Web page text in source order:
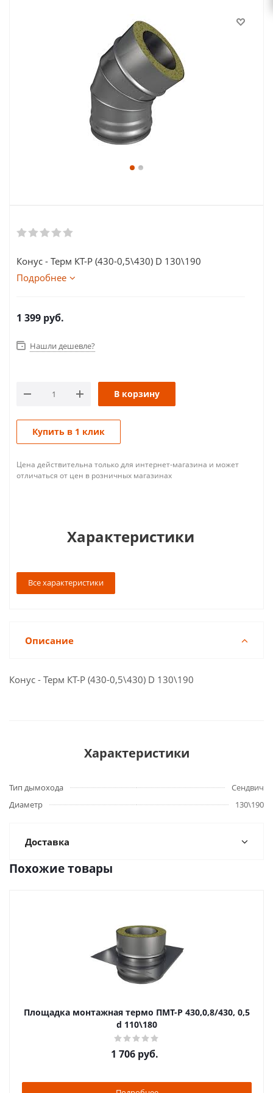
Конус - Терм КТ-Р (430-0,5\430) D 130\190
Подробнее
1 399 руб.
Нашли дешевле?
В корзину
Купить в 1 клик
Цена действительна только для интернет-магазина и может
отличаться от цен в розничных магазинах
Характеристики
Все характеристики
Описание
Конус - Терм КТ-Р (430-0,5\430) D 130\190
Характеристики
Тип дымохода
Сендвич
Диаметр
130\190
Доставка
Похожие товары
Площадка монтажная термо ПМТ-Р 430,0,8/430, 0,5
d 110\180
1 706 руб.